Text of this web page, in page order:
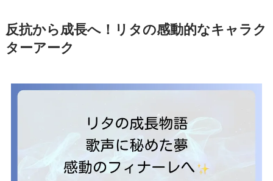
反抗から成長へ！リタの感動的なキャラク
ターアーク